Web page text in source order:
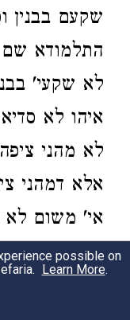
שקעם בבנין
התלמודא שם
לא שקעי'
איהו לא
לא מהני
אלא דמהני
אי' משום
הוצרך
possible on
Learn More.